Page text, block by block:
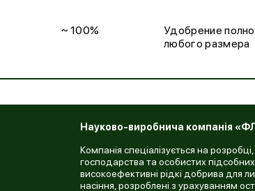
~ 100%
Удобрение
любого размера
Науково-виробнича компанія
Компанія спеціалізується на
господарства та особистих
високоефективні рідкі добрива для
насіння, розроблені з урахуванням